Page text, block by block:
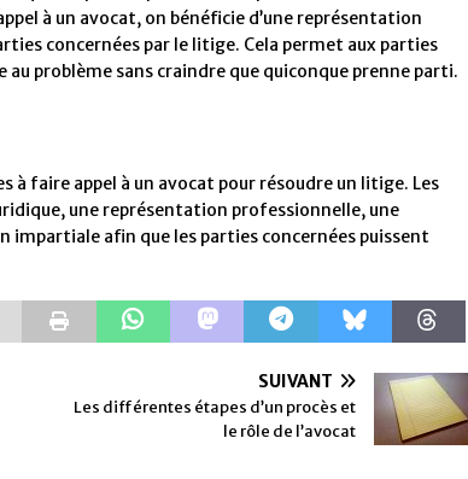
à un avocat, on bénéficie d’une représentation
concernées par le litige. Cela permet aux parties
problème sans craindre que quiconque prenne parti.
à faire appel à un avocat pour résoudre un litige. Les
une représentation professionnelle, une
impartiale afin que les parties concernées puissent
SUIVANT
Les différentes étapes d’un procès et
le rôle de l’avocat